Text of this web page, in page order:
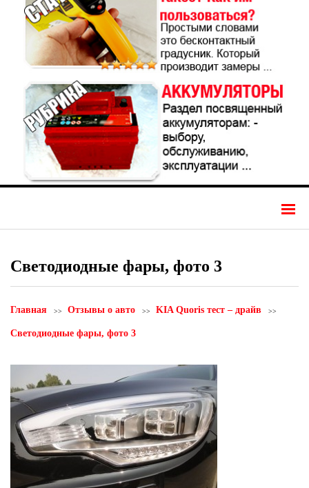
Светодиодные фары, фото 3
Главная Отзывы о авто KIA Quoris тест – драйв
Светодиодные фары, фото 3